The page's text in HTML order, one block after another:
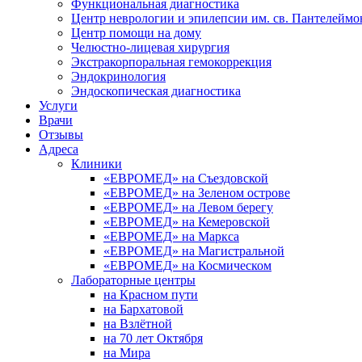
Функциональная диагностика
Центр неврологии и эпилепсии им. св.
Центр помощи на дому
Челюстно-лицевая хирургия
Экстракорпоральная гемокоррекция
Эндокринология
Эндоскопическая диагностика
Услуги
Врачи
Отзывы
Адреса
Клиники
«ЕВРОМЕД» на Съездовской
«ЕВРОМЕД» на Зеленом острове
«ЕВРОМЕД» на Левом берегу
«ЕВРОМЕД» на Кемеровской
«ЕВРОМЕД» на Маркса
«ЕВРОМЕД» на Магистральной
«ЕВРОМЕД» на Космическом
Лабораторные центры
на Красном пути
на Бархатовой
на Взлётной
на 70 лет Октября
на Мира